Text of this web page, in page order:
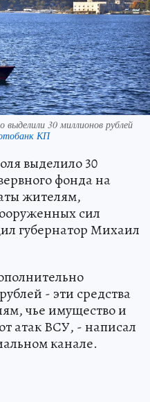
выделили 30 миллионов рублей
КП
выделило 30
фонда на
жителям,
сил
губернатор Михаил
- эти средства
чье имущество и
атак ВСУ, - написал
канале.